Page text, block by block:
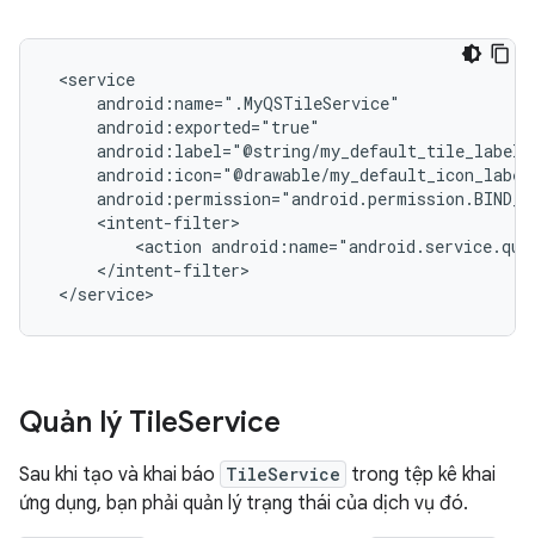
android:label="@string/my_default_tile_label"
<action
Quản lý TileService
Sau khi tạo và khai báo TileService trong tệp kê khai
ứng dụng, bạn phải quản lý trạng thái của dịch vụ đó.